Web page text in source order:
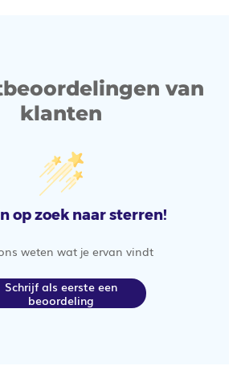
van
klanten
op zoek naar sterren!
weten wat je ervan vindt
Schrijf als eerste een
beoordeling